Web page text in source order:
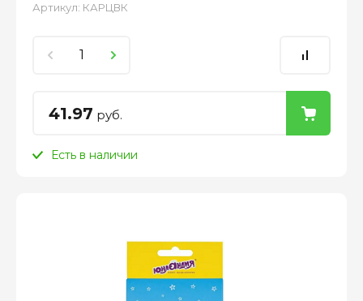
Артикул: КАРЦВК
41.97 руб.
Есть в наличии